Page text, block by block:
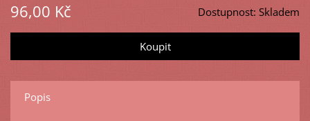
Dostupnost: Skladem
96,00 Kč
Popis